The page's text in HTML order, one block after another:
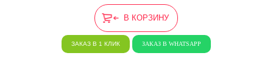
В КОРЗИНУ
ЗАКАЗ В 1 КЛИК ЗАКАЗ В WHATSAPP